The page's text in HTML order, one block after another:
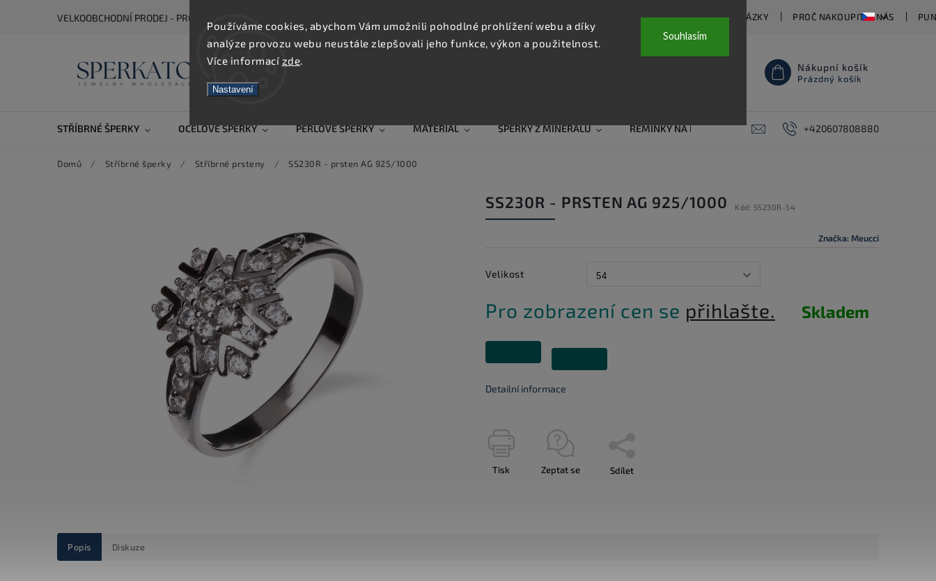
Používáme cookies, abychom Vám umožnili pohodlné prohlížení webu a díky
analýze provozu webu neustále zlepšovali jeho funkce, výkon a použitelnost.
Více informací zde.
Nastavení
Souhlasím
VELKOOBCHODNÍ PRODEJ - PRO ZOBRAZENÍ CEN SE REGISTRUJTE ČASTO KLADENÉ OTÁZKY PROČ NAKOUPIT U NÁS
Nákupní košík
Prázdný košík
STŘÍBRNÉ ŠPERKY OCELOVÉ ŠPERKY PERLOVÉ ŠPERKY MATERIÁL ŠPERKY Z MINERÁLŮ ŘEMÍNKY NA HODINKY AKCE PIERCING
+420607808880
Domů / Stříbrné šperky / Stříbrné prsteny / SS230R - prsten AG 925/1000
SS230R - PRSTEN AG 925/1000 Kód: SS230R-54
Značka: Meucci
Velikost
Pro zobrazení cen se přihlašte. Skladem
Detailní informace
Tisk Zeptat se Sdílet
Popis Diskuze